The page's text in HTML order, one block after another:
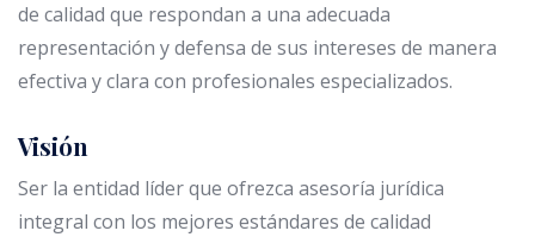
de calidad que respondan a una adecuada
representación y defensa de sus intereses de manera
efectiva y clara con profesionales especializados.
Visión
Ser la entidad líder que ofrezca asesoría jurídica
integral con los mejores estándares de calidad